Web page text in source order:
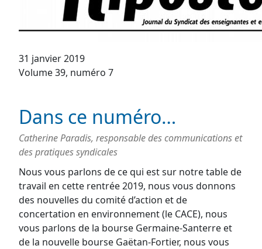
31 janvier 2019
Volume 39, numéro 7
Dans ce numéro…
Catherine Paradis, responsable des communications et
des pratiques syndicales
Nous vous parlons de ce qui est sur notre table de
travail en cette rentrée 2019, nous vous donnons
des nouvelles du comité d’action et de
concertation en environnement (le CACE), nous
vous parlons de la bourse Germaine-Santerre et
de la nouvelle bourse Gaëtan-Fortier, nous vous